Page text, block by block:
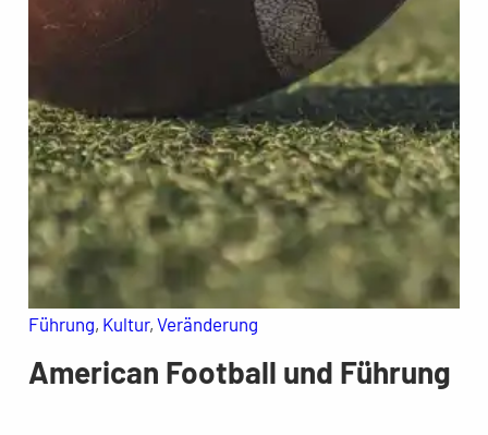
Führung, Kultur, Veränderung
American Football und Führung